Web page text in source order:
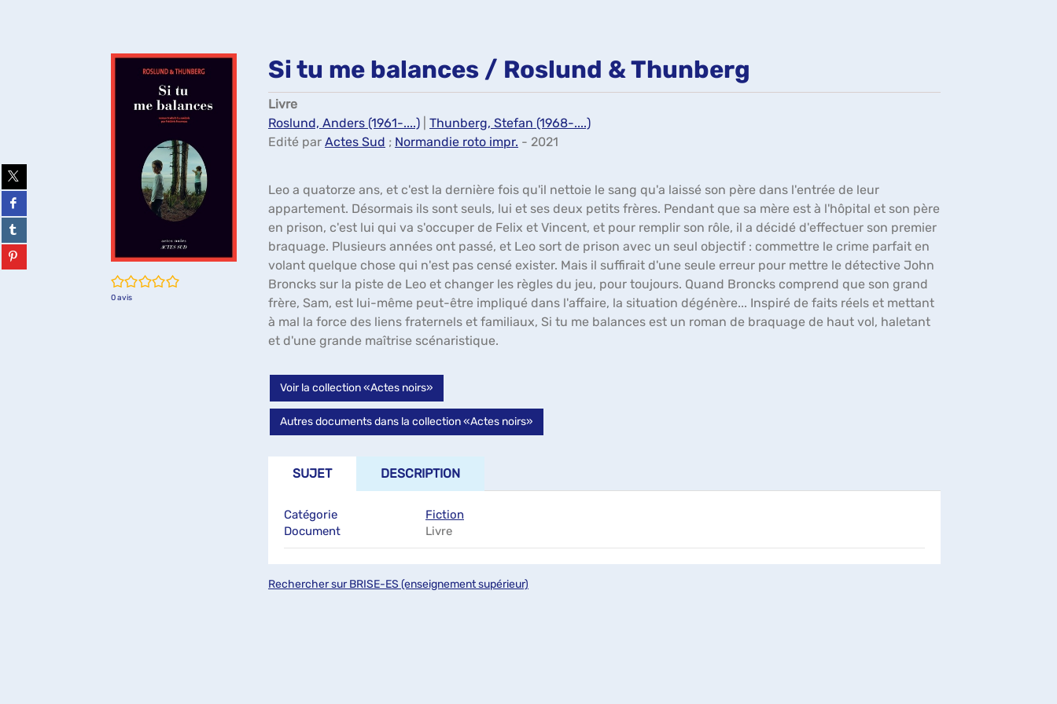
Partager
sur
twitter
(Nouvelle
fenêtre)
Partager
sur
facebook
(Nouvelle
fenêtre)
Partager
sur
tumblr
(Nouvelle
Partager
sur
/5
0avis
Si tu me balances / Roslund & Thunberg
Livre
Roslund, Anders (1961-....)
Thunberg, Stefan (1968-....)
Edité par Actes Sud ; Normandie roto impr. - 2021
Leo a quatorze ans, et c'est la dernière fois qu'il nettoie le sang qu'a laissé son père dans l'entrée de leur
appartement. Désormais ils sont seuls, lui et ses deux petits frères. Pendant que sa mère est à l'hôpital et son père
en prison, c'est lui qui va s'occuper de Felix et Vincent, et pour remplir son rôle, il a décidé d'effectuer son premier
braquage. Plusieurs années ont passé, et Leo sort de prison avec un seul objectif : commettre le crime parfait en
volant quelque chose qui n'est pas censé exister. Mais il suffirait d'une seule erreur pour mettre le détective John
Broncks sur la piste de Leo et changer les règles du jeu, pour toujours. Quand Broncks comprend que son grand
frère, Sam, est lui-même peut-être impliqué dans l'affaire, la situation dégénère... Inspiré de faits réels et mettant
à mal la force des liens fraternels et familiaux, Si tu me balances est un roman de braquage de haut vol, haletant
et d'une grande maîtrise scénaristique.
Voir la collection «Actes noirs»
Autres documents dans la collection «Actes noirs»
SUJET DESCRIPTION
Catégorie
Fiction
Document
Livre
Rechercher sur BRISE-ES (enseignement supérieur)